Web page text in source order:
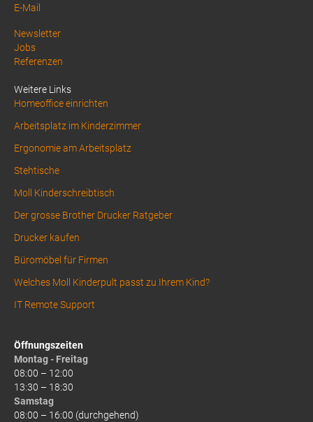
E-Mail
Above
Footer
Newsletter
Jobs
Referenzen
Weitere Links
Homeoffice einrichten
Arbeitsplatz im Kinderzimmer
Ergonomie am Arbeitsplatz
Stehtische
Moll Kinderschreibtisch
Der grosse Brother Drucker Ratgeber
Drucker kaufen
Büromöbel für Firmen
Welches Moll Kinderpult passt zu Ihrem Kind?
IT Remote Support
Öffnungszeiten
Montag - Freitag
08:00 – 12:00
13:30 – 18:30
Samstag
08:00 – 16:00 (durchgehend)